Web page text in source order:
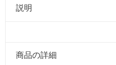
説明
商品の詳細